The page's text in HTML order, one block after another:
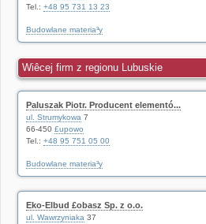
Tel.: +48 95 731 13 23
Budowlane materia³y
Wiêcej firm z regionu Lubuskie
Paluszak Piotr. Producent elementó...
ul. Strumykowa 7
66-450 £upowo
Tel.: +48 95 751 05 00
Budowlane materia³y
Eko-Elbud £obasz Sp. z o.o.
ul. Wawrzyniaka 37